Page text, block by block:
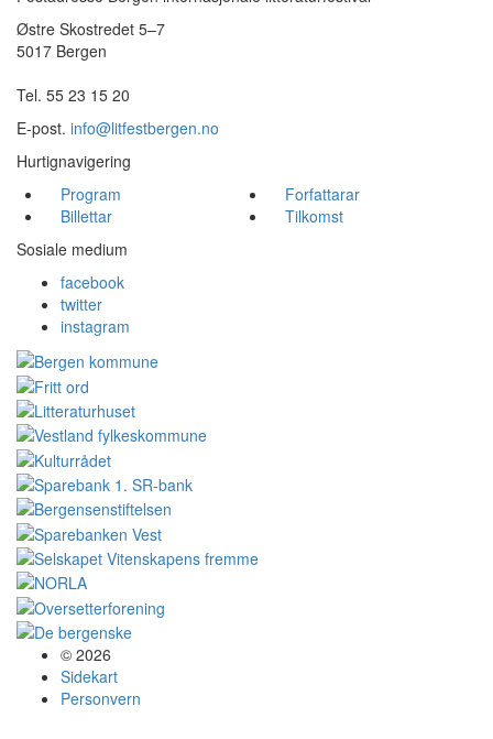
Østre Skostredet 5–7
5017 Bergen
Tel. 55 23 15 20
E-post. info@litfestbergen.no
Hurtignavigering
Program
Forfattarar
Billettar
Tilkomst
Sosiale medium
facebook
twitter
instagram
© 2026
Sidekart
Personvern